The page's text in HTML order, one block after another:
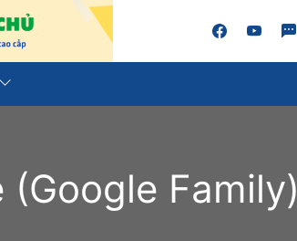
Family)